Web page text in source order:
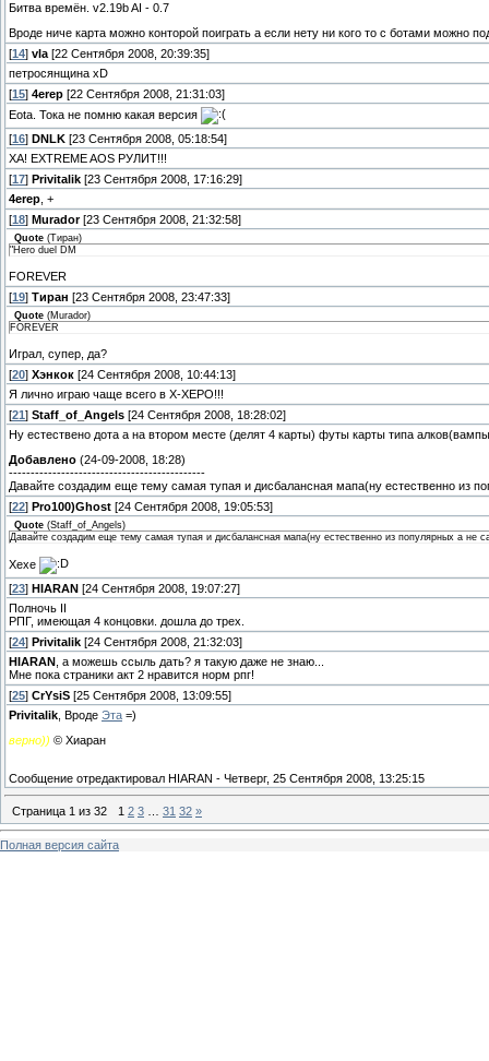
Битва времён. v2.19b AI - 0.7
Вроде ниче карта можно конторой поиграть а если нету ни кого то с ботами можно
[14] vla [22 Сентября 2008, 20:39:35]
петросянщина хD
[15] 4erep [22 Сентября 2008, 21:31:03]
Eota. Тока не помню какая версия
[16] DNLK [23 Сентября 2008, 05:18:54]
ХА! EXTREME AOS РУЛИТ!!!
[17] Privitalik [23 Сентября 2008, 17:16:29]
4erep , +
[18] Murador[23 Сентября 2008, 21:32:58]
Quote (Тиран)
"Hero duel DM
FOREVER
[19] Тиран [23 Сентября 2008, 23:47:33]
Quote (Murador)
FOREVER
Играл, супер, да?
[20] Хэнкок [24 Сентября 2008, 10:44:13]
Я лично играю чаще всего в Х-ХЕРО!!!
[21 ] Staff_of_Angels [24 Сентября 2008, 18:28:02]
Ну естествено дота а на втором месте (делят 4 карты) футы карты типа
Добавлено (24-09-2008, 18:28)
---------------------------------------------
Давайте создадим еще тему самая тупая и дисбалансная мапа(ну естественно из
[22] Pro100)Ghost [24 Сентября 2008, 19:05:53]
Quote (Staff_of_Angels)
Давайте создадим еще тему самая тупая и дисбалансная мапа(ну естественно из популярных а не
Хехе
[23] HIARAN [24 Сентября 2008, 19:07:27]
Полночь II
РПГ, имеющая 4 концовки. дошла до трех.
[24] Privitalik [24 Сентября 2008, 21:32:03]
HIARAN
, а можешь ссыль дать? я такую даже не знаю...
Мне пока страники акт 2 нравится норм рпг!
[25] CrYsiS [25 Сентября 2008, 13:09:55]
Privitalik , Вроде Эта =)
верно)) © Хиаран
Сообщение отредактировал HIARAN - Четверг, 25 Сентября 2008, 13:25:15
Страница 1 из 32 1 2 3 31 32 »
Полная версия сайта